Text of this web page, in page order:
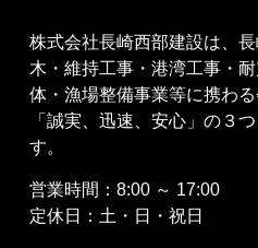
株式会社長崎西部建設は、
木・維持工事・港湾工事・
体・漁場整備事業等に携わ
「誠実、迅速、安心」の３
す。
営業時間：8:00 ～ 17:00
定休日：土・日・祝日